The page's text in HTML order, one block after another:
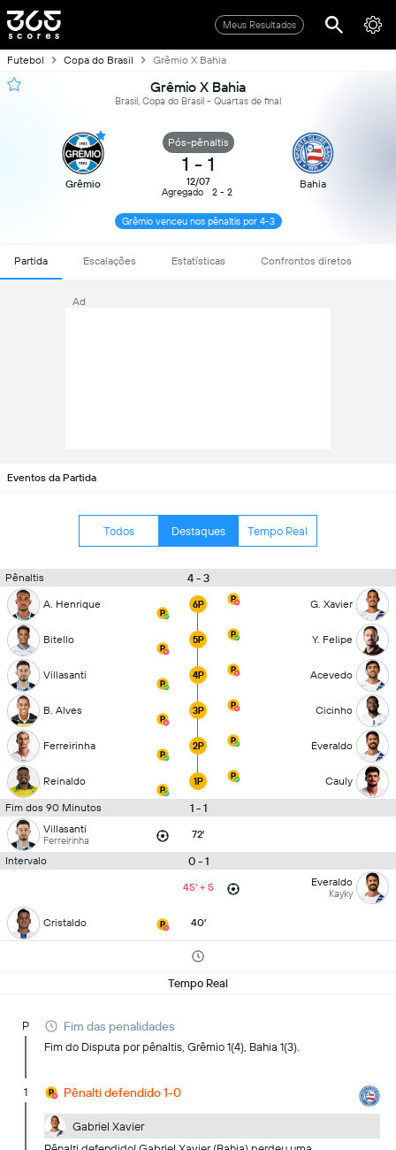
Meus Resultados
Futebol Copa do Brasil Grêmio X Bahia
Grêmio X Bahia
Brasil, Copa do Brasil - Quartas de final
Grêmio
Pós-pênaltis
1 - 1
12/07
Agregado
2 - 2
Bahia
Grêmio venceu nos pênaltis por 4-3
Partida Escalações Estatísticas Confrontos diretos
Ad
Eventos da Partida
Todos Destaques Tempo Real
Pênaltis 4 - 3
A. Henrique 6P G. Xavier
Bitello 5P Y. Felipe
Villasanti 4P Acevedo
B. Alves 3P Cicinho
Ferreirinha 2P Everaldo
Reinaldo 1P Cauly
Fim dos 90 Minutos 1 - 1
Villasanti
Ferreirinha 72'
Intervalo 0 - 1
45' + 5 Everaldo
Kayky
Cristaldo 40'
Tempo Real
P Fim das penalidades
Fim do Disputa por pênaltis, Grêmio 1(4), Bahia 1(3).
1 Pênalti defendido 1-0
Gabriel Xavier